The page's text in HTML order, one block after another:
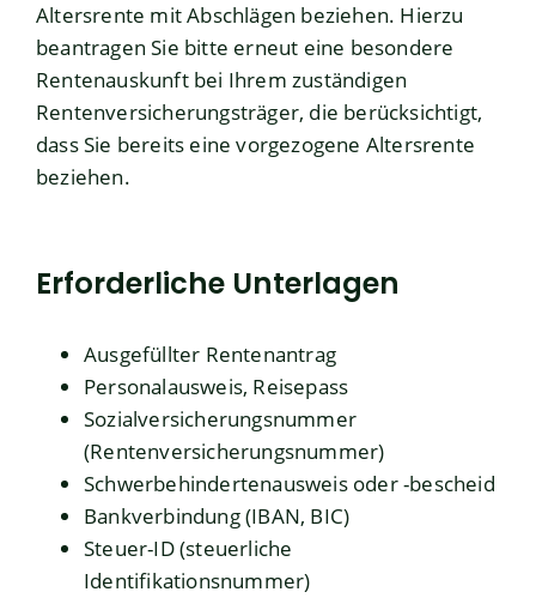
Altersrente mit Abschlägen beziehen. Hierzu
beantragen Sie bitte erneut eine besondere
Rentenauskunft bei Ihrem zuständigen
Rentenversicherungsträger, die berücksichtigt,
dass Sie bereits eine vorgezogene Altersrente
beziehen.
Erforderliche Unterlagen
Ausgefüllter Rentenantrag
Personalausweis, Reisepass
Sozialversicherungsnummer
(Rentenversicherungsnummer)
Schwerbehindertenausweis oder -bescheid
Bankverbindung (IBAN, BIC)
Steuer-ID (steuerliche
Identifikationsnummer)